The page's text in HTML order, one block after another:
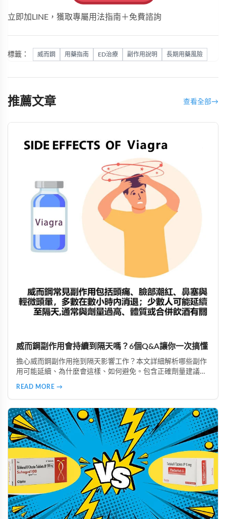
立即加LINE，獲取專屬用法指南＋免費諮詢
標籤： 威而鋼 用藥指南 ED治療 副作用說明 長期用藥風險
推薦文章 查看全部→
威而鋼副作用會持續到隔天嗎？6個Q&A讓你一次搞懂
擔心威而鋼副作用拖到隔天影響工作？本文詳細解析哪些副作
用可能延續、為什麼會這樣、如何避免。包含正確劑量建議、
READ MORE →